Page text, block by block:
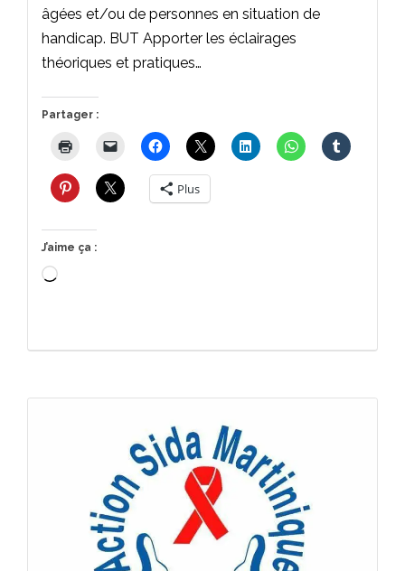
âgées et/ou de personnes en situation de
handicap. BUT Apporter les éclairages
théoriques et pratiques…
Partager :
Plus
J’aime ça :
Chargement…